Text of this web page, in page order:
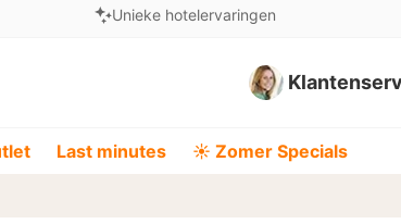
Unieke hotelervaringen
Last minutes ☀️ Zomer Specials